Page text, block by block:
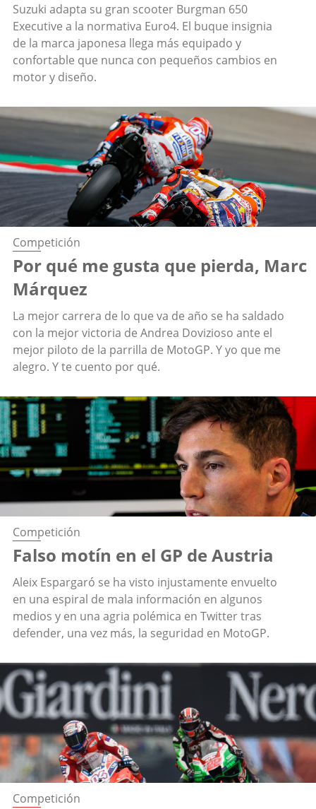
Suzuki adapta su gran scooter Burgman 650
Executive a la normativa Euro4. El buque insignia
de la marca japonesa llega más equipado y
confortable que nunca con pequeños cambios en
motor y diseño.
Competición
Por qué me gusta que pierda, Marc
Márquez
La mejor carrera de lo que va de año se ha saldado
con la mejor victoria de Andrea Dovizioso ante el
mejor piloto de la parrilla de MotoGP. Y yo que me
alegro. Y te cuento por qué.
Competición
Falso motín en el GP de Austria
Aleix Espargaró se ha visto injustamente envuelto
en una espiral de mala información en algunos
medios y en una agria polémica en Twitter tras
defender, una vez más, la seguridad en MotoGP.
Competición